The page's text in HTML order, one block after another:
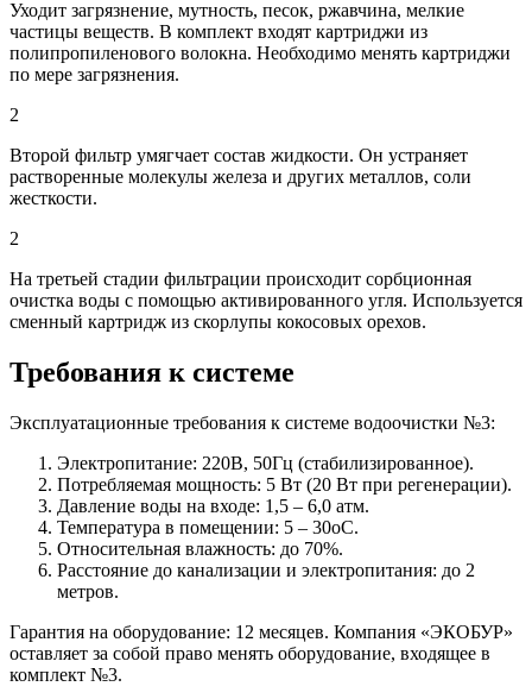
Уходит загрязнение, мутность, песок, ржавчина, мелкие
частицы веществ. В комплект входят картриджи из
полипропиленового волокна. Необходимо менять картриджи
по мере загрязнения.
2
Второй фильтр умягчает состав жидкости. Он устраняет
растворенные молекулы железа и других металлов, соли
жесткости.
2
На третьей стадии фильтрации происходит сорбционная
очистка воды с помощью активированного угля. Используется
сменный картридж из скорлупы кокосовых орехов.
Требования к системе
Эксплуатационные требования к системе водоочистки №3:
Электропитание: 220В, 50Гц (стабилизированное).
Потребляемая мощность: 5 Вт (20 Вт при регенерации).
Давление воды на входе: 1,5 – 6,0 атм.
Температура в помещении: 5 – 30оС.
Относительная влажность: до 70%.
Расстояние до канализации и электропитания: до 2
метров.
Гарантия на оборудование: 12 месяцев. Компания «ЭКОБУР»
оставляет за собой право менять оборудование, входящее в
комплект №3.